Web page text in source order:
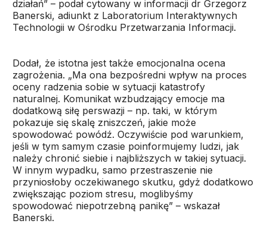
działań” – podał cytowany w informacji dr Grzegorz
Banerski, adiunkt z Laboratorium Interaktywnych
Technologii w Ośrodku Przetwarzania Informacji.
Dodał, że istotna jest także emocjonalna ocena
zagrożenia. „Ma ona bezpośredni wpływ na proces
oceny radzenia sobie w sytuacji katastrofy
naturalnej. Komunikat wzbudzający emocje ma
dodatkową siłę perswazji – np. taki, w którym
pokazuje się skalę zniszczeń, jakie może
spowodować powódź. Oczywiście pod warunkiem,
jeśli w tym samym czasie poinformujemy ludzi, jak
należy chronić siebie i najbliższych w takiej sytuacji.
W innym wypadku, samo przestraszenie nie
przyniosłoby oczekiwanego skutku, gdyż dodatkowo
zwiększając poziom stresu, moglibyśmy
spowodować niepotrzebną panikę” – wskazał
Banerski.